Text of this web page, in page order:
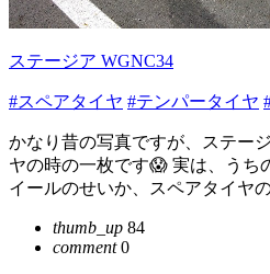
ステージア WGNC34
#スペアタイヤ #テンパータイヤ
かなり昔の写真ですが、ステー
ヤの時の一枚です😱 実は、うち
イールのせいか、スペアタイヤ
thumb_up 84
comment0